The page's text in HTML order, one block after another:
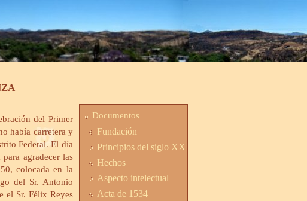
del Primer
había carretera y
Federal. El día
agradecer las
colocada en la
del Sr. Antonio
el Sr. Félix Reyes
Documentos
Fundación
Principios del siglo XX
Hechos
Aspecto intelectual
Acta de 1534